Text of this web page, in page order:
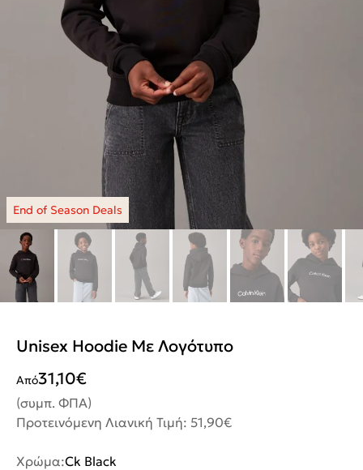
Unisex Hoodie Με Λογότυπο
Από31,10€
(συμπ. ΦΠΑ)
Προτεινόμενη Λιανική Τιμή: 51,90€
Χρώμα:Ck Black